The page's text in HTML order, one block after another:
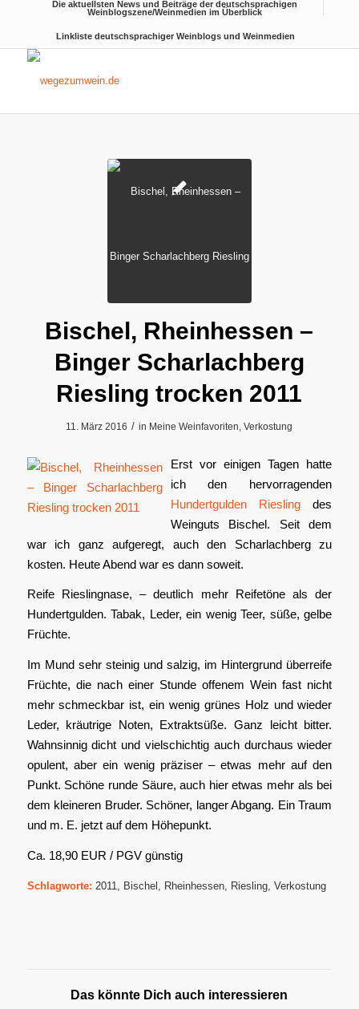
Die aktuellsten News und Beiträge der deutschsprachigen
Weinblogszene/Weinmedien im Überblick
Linkliste deutschsprachiger Weinblogs und Weinmedien
Bischel, Rheinhessen –
Binger Scharlachberg
Riesling trocken 2011
11. März 2016 / in Meine Weinfavoriten,Verkostung
Erst vor einigen Tagen hatte
ich den hervorragenden
Hundertgulden Riesling des
Weinguts Bischel. Seit dem
war ich ganz aufgeregt, auch den Scharlachberg zu
kosten. Heute Abend war es dann soweit.
Reife Rieslingnase, – deutlich mehr Reifetöne als der
Hundertgulden. Tabak, Leder, ein wenig Teer, süße, gelbe
Früchte.
Im Mund sehr steinig und salzig, im Hintergrund überreife
Früchte, die nach einer Stunde offenem Wein fast nicht
mehr schmeckbar ist, ein wenig grünes Holz und wieder
Leder, kräutrige Noten, Extraktsüße. Ganz leicht bitter.
Wahnsinnig dicht und vielschichtig auch durchaus wieder
opulent, aber ein wenig präziser – etwas mehr auf den
Punkt. Schöne runde Säure, auch hier etwas mehr als bei
dem kleineren Bruder. Schöner, langer Abgang. Ein Traum
und m. E. jetzt auf dem Höhepunkt.
Ca. 18,90 EUR / PGV günstig
Schlagworte: 2011 Bischel Rheinhessen, Riesling, Verkostung
Das könnte Dich auch interessieren